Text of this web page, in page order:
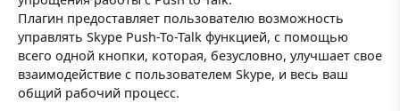
Плагин предоставляет пользователю возможность
управлять Skype Push-To-Talk функцией, с помощью
всего одной кнопки, которая, безусловно, улучшает свое
взаимодействие с пользователем Skype, и весь ваш
общий рабочий процесс.